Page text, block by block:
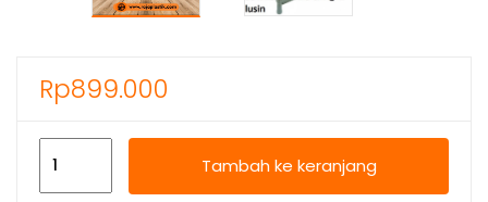
Rp899.000
Tambah ke keranjang